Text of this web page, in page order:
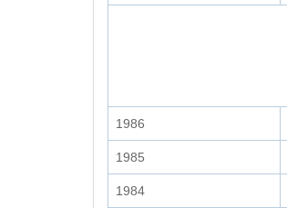
1986
1985
1984